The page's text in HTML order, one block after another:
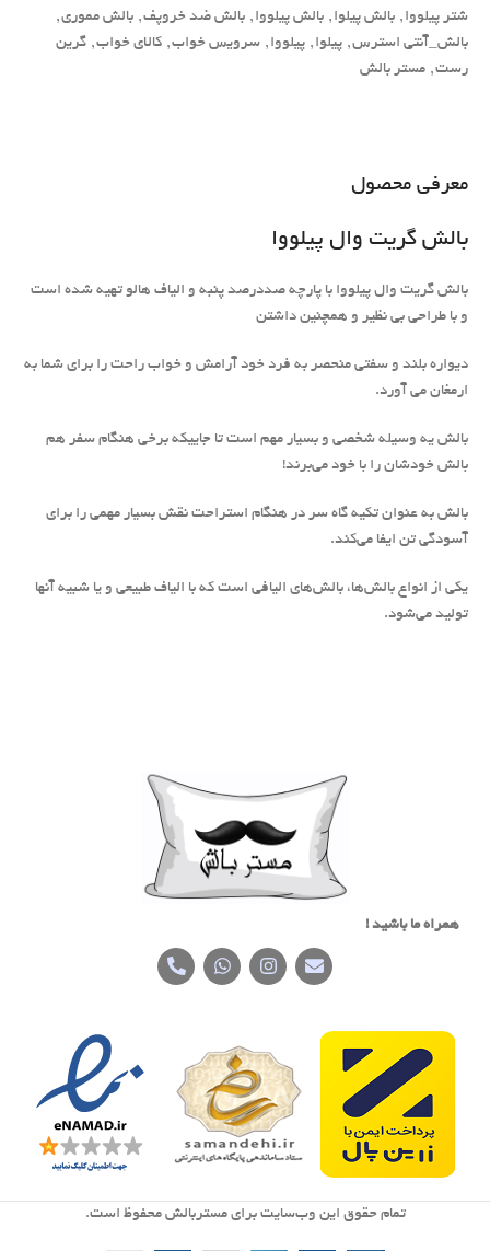
معرفی محصول
بالش گریت وال پیلووا
بالش گریت وال پیلووا با پارچه صددرصد پنبه و الیاف هالو تهیه شده است
و با طراحی بی نظیر و همچنین داشتن
دیواره بلند و سفتی منحصر به فرد خود آرامش و خواب راحت را برای شما به
ارمغان می آورد.
بالش یه وسیله شخصی و بسیار مهم است تا جاییکه برخی هنگام سفر هم
بالش خودشان را با خود می‌برند!
بالش به عنوان تکیه گاه سر در هنگام استراحت نقش بسیار مهمی را برای
آسودگی تن ایفا می‌کند.
یکی از انواع بالش‌ها، بالش‌های الیافی است که با الیاف طبیعی و یا شبیه آنها
تولید می‌شود.
شتر پیلووا , بالش پیلوا , بالش پیلووا , بالش ضد خروپف, بالش مموری,
بالش_آنتی استرس, پیلوا , پیلووا , سرویس خواب, کالای خواب, گرین
رست, مستر بالش
همراه ما باشید !
تمام حقوق اين وب‌سايت برای مستربالش محفوظ است.